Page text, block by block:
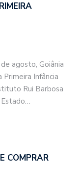
agosto, Goiânia
Infância
Rui Barbosa
Estado…
COMPRAR